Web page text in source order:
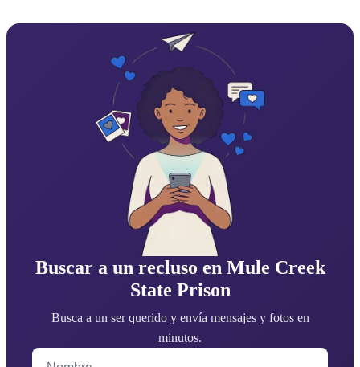
Buscar a un recluso en Mule Creek
State Prison
Busca a un ser querido y envía mensajes y fotos en
minutos.
Nombre